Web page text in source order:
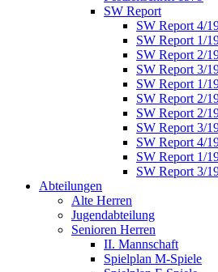
SW Report
SW Report 4/
SW Report 1/
SW Report 2/
SW Report 3/
SW Report 1/
SW Report 2/
SW Report 2/
SW Report 3/
SW Report 4/
SW Report 1/
SW Report 3/
Abteilungen
Alte Herren
Jugendabteilung
Senioren Herren
II. Mannschaft
Spielplan M-Spiele